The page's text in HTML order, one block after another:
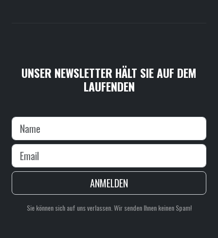
UNSER NEWSLETTER HÄLT SIE AUF DEM
LAUFENDEN
ANMELDEN
Sie können sich auf uns verlassen. Wir senden Ihnen keinen Spam!